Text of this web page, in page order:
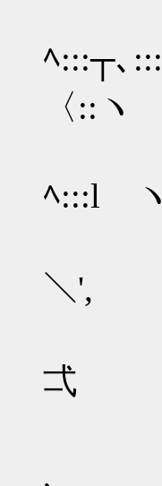
ﾍ:::┬､
〈::
ﾍ:::l
＼', -
弌
､ /